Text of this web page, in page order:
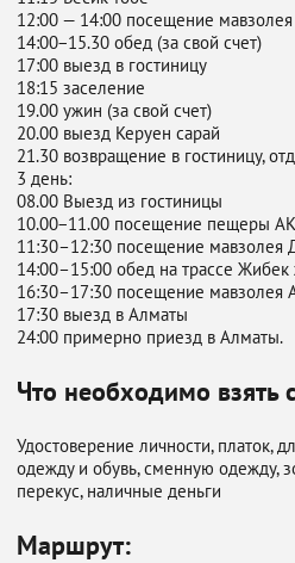
12:00 — 14:00 посещение
14:00−15.30 обед ⁣⁣⁣⁣(за свой счет)
17:00 выезд в гостиницу
18:15 заселение ⁣⁣
19.00 ужин ⁣⁣⁣⁣(за свой счет)
20.00 выезд Керуен сарай ⁣⁣
21.30 возвращение в гостиницу,
3 день⁣⁣:
‌08.00 Выезд из гостиницы
‌10.00−11.00‌ посещение пещеры
‌11:30–12:30 посещение мавзолея
14:00–15:00 обед на трассе Жибек
16:30–17:30 посещение мавзолея
‌17:30 выезд в Алматы
‌24:00 примерно приезд в Алматы.
Что необходимо взять
Удостоверение личности, платок,
одежду и обувь, сменную одежду,
перекус, наличные деньги
Маршрут: